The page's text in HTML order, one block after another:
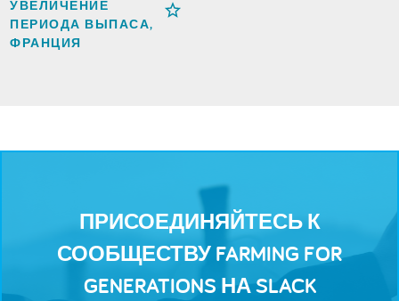
УВЕЛИЧЕНИЕ
ПЕРИОДА ВЫПАСА,
ФРАНЦИЯ
ПРИСОЕДИНЯЙТЕСЬ К
СООБЩЕСТВУ FARMING FOR
GENERATIONS НА SLACK